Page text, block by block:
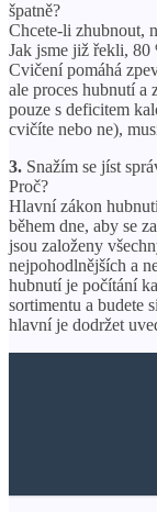
špatně?
Chcete-li zhubnout,
Jak jsme již řekli, 80
Cvičení pomáhá
ale proces hubnutí a
pouze s deficitem
cvičíte nebo ne),
3. Snažím se jíst
Proč?
Hlavní zákon
během dne, aby se
jsou založeny
nejpohodlnějších a
hubnutí je počítání
sortimentu a budete
hlavní je dodržet